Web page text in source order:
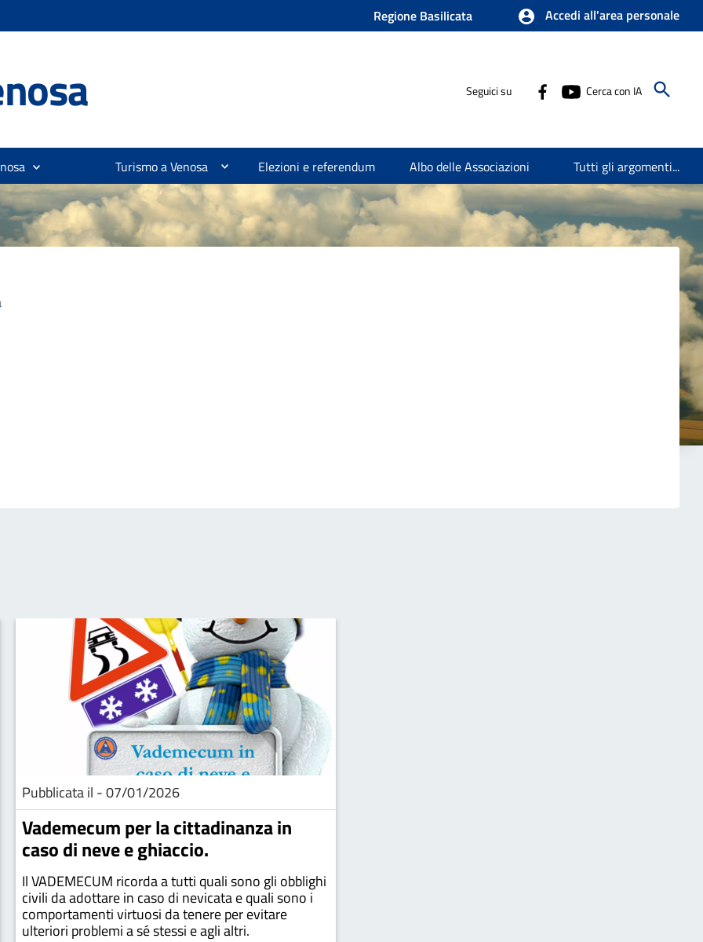
Regione Basilicata Accedi all'area personale
Seguici su Cerca con IA
Turismo a Venosa Elezioni e referendum Albo delle Associazioni Tutti gli argomenti...
Pubblicata il - 07/01/2026
Vademecum per la cittadinanza in
caso di neve e ghiaccio.
Il VADEMECUM ricorda a tutti quali sono gli obblighi
civili da adottare in caso di nevicata e quali sono i
comportamenti virtuosi da tenere per evitare
ulteriori problemi a sé stessi e agli altri.